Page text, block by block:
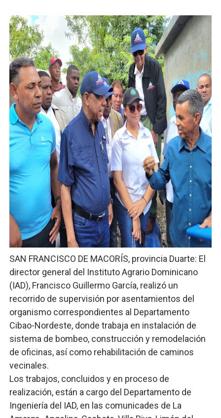
Residentes en San Juan beneficiados con jornada
El magistrado Henry Molina decidió no seguir en la
​Domingo Plácido critica la situación económica y
Graduación XII Promoción Servicio Militar Voluntario
Fellito Suberví asegura en Carolina Mejía RD tiene la
Hipótesis policial sobre atentado a balazos en la
CESDN urge fortalecer el sistema eléctrico ante
Candidato a presidente del Colegio de Notarios hace
Digecac realizará Primer Festival de Plantas 2026
Josefa Castillo: Liderazgo y Transformación Social al
Lee Ballester a los que se forman como agentes
Operativo Interinstitucional “Compromiso Ambiental
Trabajadores de la prensa y Obispado de la Provincia
Ministerio de Cultura anuncia ganadores de Premios
SAN FRANCISCO DE MACORÍS, provincia Duarte: El
director general del Instituto Agrario Dominicano
(IAD), Francisco Guillermo García, realizó un
recorrido de supervisión por asentamientos del
organismo correspondientes al Departamento
Cibao-Nordeste, donde trabaja en instalación de
sistema de bombeo, construcción y remodelación
de oficinas, así como rehabilitación de caminos
vecinales.
Los trabajos, concluidos y en proceso de
realización, están a cargo del Departamento de
Ingeniería del IAD, en las comunicades de La